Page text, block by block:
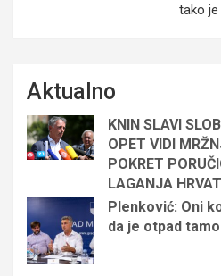
tako je
Aktualno
KNIN SLAVI
OPET VIDI
POKRET
LAGANJA
Plenković: Oni
da je otpad